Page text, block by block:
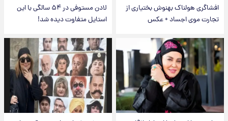
افشاگری هولناک بهنوش بختیاری از
تجارت موی اجساد + عکس
لادن مستوفی در ۵۴ سالگی با این
استایل متفاوت دیده شد!